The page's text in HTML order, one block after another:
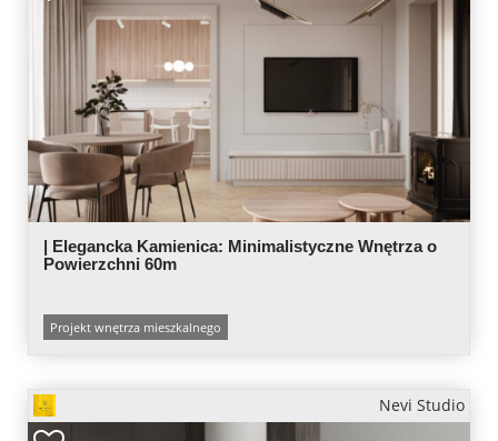
| Elegancka Kamienica: Minimalistyczne Wnętrza o
Powierzchni 60m
Projekt wnętrza mieszkalnego
Nevi Studio